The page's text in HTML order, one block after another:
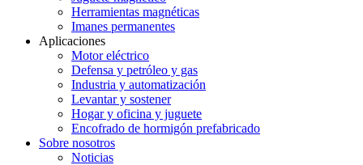
Herramientas magnéticas
Imanes permanentes
Aplicaciones
Motor eléctrico
Defensa y petróleo y gas
Industria y automatización
Levantar y sostener
Hogar y oficina y juguete
Encofrado de hormigón prefabricado
Sobre nosotros
Noticias